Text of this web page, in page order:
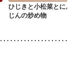
ひじきと小松菜とにん
じんの炒め物